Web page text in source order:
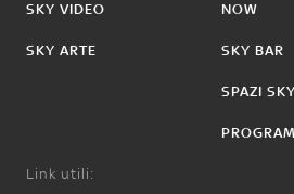
SKY VIDEO
SKY ARTE
NOW
SKY BAR
SPAZI SKY
Link utili: